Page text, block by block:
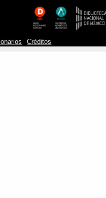
Créditos